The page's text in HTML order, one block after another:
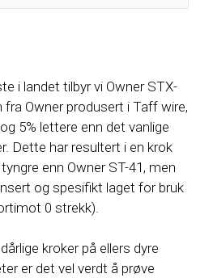
i landet tilbyr vi Owner STX-
Owner produsert i Taff wire,
5% lettere enn det vanlige
Dette har resultert i en krok
enn Owner ST-41, men
og spesifikt laget for bruk
0 strekk).
kroker på ellers dyre
er det vel verdt å prøve